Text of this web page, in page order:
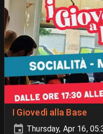
I Giovedì alla Base
Thursday, Apr 16,